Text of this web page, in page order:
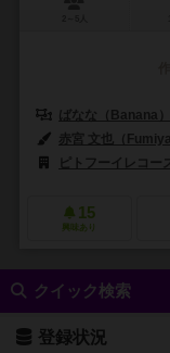
ばなな（Banana）
赤宮 文也（
ピトフーイレコー
15
興味あり
クイック検索
登録状況